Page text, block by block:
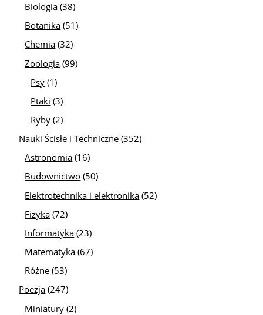
Biologia (38)
Botanika (51)
Chemia (32)
Zoologia (99)
Psy (1)
Ptaki (3)
Ryby (2)
Nauki Ścisłe i Techniczne (352)
Astronomia (16)
Budownictwo (50)
Elektrotechnika i elektronika (52)
Fizyka (72)
Informatyka (23)
Matematyka (67)
Różne (53)
Poezja (247)
Miniatury (2)